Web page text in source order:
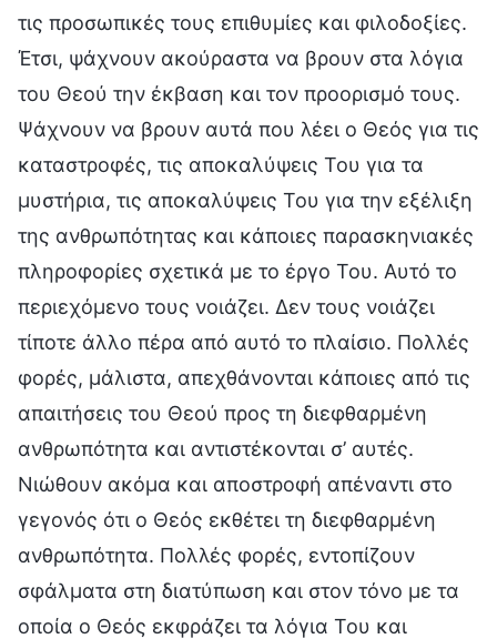
τις προσωπικές τους επιθυμίες και φιλοδοξίες.
Έτσι, ψάχνουν ακούραστα να βρουν στα λόγια
του Θεού την έκβαση και τον προορισμό τους.
Ψάχνουν να βρουν αυτά που λέει ο Θεός για τις
καταστροφές, τις αποκαλύψεις Του για τα
μυστήρια, τις αποκαλύψεις Του για την εξέλιξη
της ανθρωπότητας και κάποιες παρασκηνιακές
πληροφορίες σχετικά με το έργο Του. Αυτό το
περιεχόμενο τους νοιάζει. Δεν τους νοιάζει
τίποτε άλλο πέρα από αυτό το πλαίσιο. Πολλές
φορές, μάλιστα, απεχθάνονται κάποιες από τις
απαιτήσεις του Θεού προς τη διεφθαρμένη
ανθρωπότητα και αντιστέκονται σ’ αυτές.
Νιώθουν ακόμα και αποστροφή απέναντι στο
γεγονός ότι ο Θεός εκθέτει τη διεφθαρμένη
ανθρωπότητα. Πολλές φορές, εντοπίζουν
σφάλματα στη διατύπωση και στον τόνο με τα
οποία ο Θεός εκφράζει τα λόγια Του και